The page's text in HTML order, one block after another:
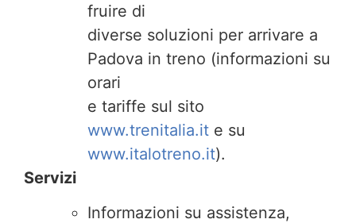
fruire di
diverse soluzioni per arrivare a
Padova in treno (informazioni su
orari
e tariffe sul sito
www.trenitalia.it e su
www.italotreno.it).
Servizi
Informazioni su assistenza,